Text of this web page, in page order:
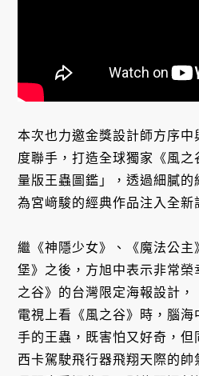
本次也力邀金獎設計師方序
度聯手，打造全球獨家《風之
量版王蟲圖鑑」，透過細膩的
為宮﨑駿的經典作品注入全新
繼《神隱少女》、《魔法公主
堡》之後，方旭中表示非常
之谷》的台灣限定海報設計，
電視上看《風之谷》時，腦海
手的王蟲，既害怕又好奇，
西卡駕駛飛行器飛翔天際的帥